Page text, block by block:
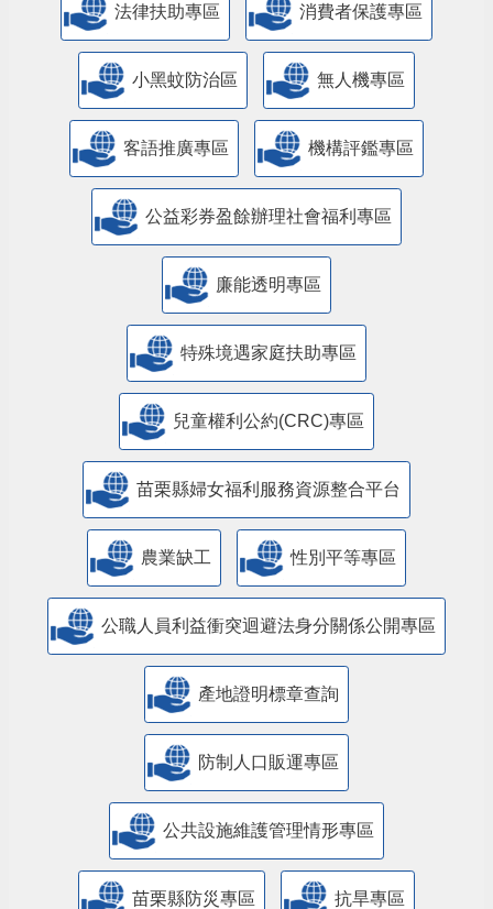
法律扶助專區 消費者保護專區
小黑蚊防治區 無人機專區
客語推廣專區 機構評鑑專區
公益彩券盈餘辦理社會福利專區
廉能透明專區
特殊境遇家庭扶助專區
兒童權利公約(CRC)專區
苗栗縣婦女福利服務資源整合平台
農業缺工 性別平等專區
公職人員利益衝突迴避法身分關係公開專區
產地證明標章查詢
防制人口販運專區
​公共設施維護管理情形專區
苗栗縣防災專區 抗旱專區